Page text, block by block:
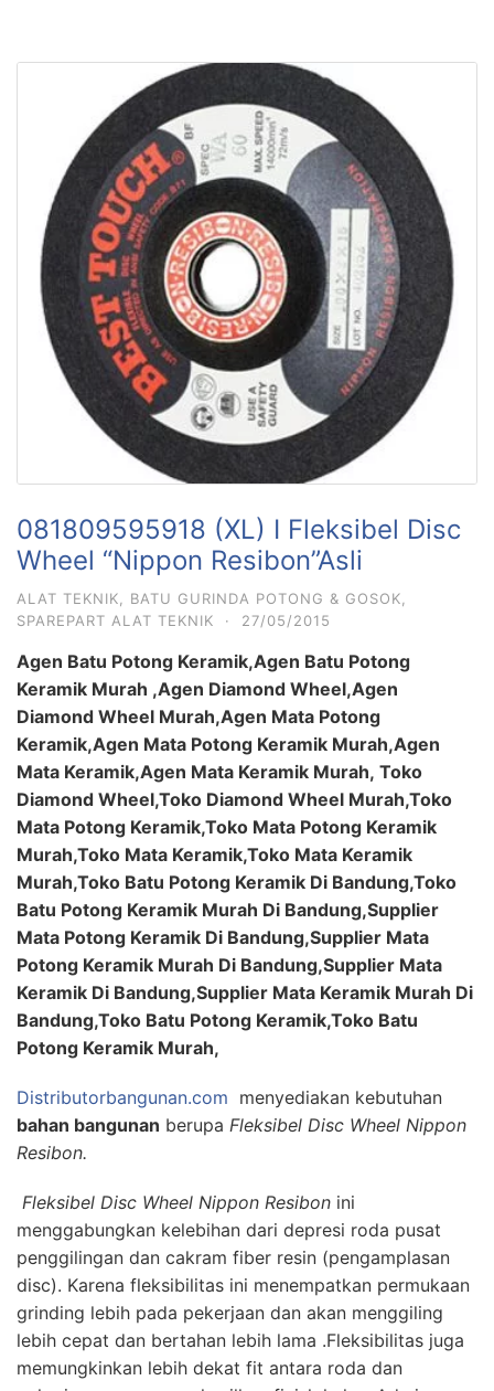
081809595918 (XL) I Fleksibel Disc
Wheel “Nippon Resibon”Asli
ALAT TEKNIK BATU GURINDA POTONG & GOSOK
SPAREPART ALAT TEKNIK
· 27/05/2015
Agen Batu Potong Keramik,Agen Batu Potong
Keramik Murah ,Agen Diamond Wheel,Agen
Diamond Wheel Murah,Agen Mata Potong
Keramik,Agen Mata Potong Keramik Murah,Agen
Mata Keramik,Agen Mata Keramik Murah, Toko
Diamond Wheel,Toko Diamond Wheel Murah,Toko
Mata Potong Keramik,Toko Mata Potong Keramik
Murah,Toko Mata Keramik,Toko Mata Keramik
Murah,Toko Batu Potong Keramik Di Bandung,Toko
Batu Potong Keramik Murah Di Bandung,Supplier
Mata Potong Keramik Di Bandung,Supplier Mata
Potong Keramik Murah Di Bandung,Supplier Mata
Keramik Di Bandung,Supplier Mata Keramik Murah Di
Bandung,Toko Batu Potong Keramik,Toko Batu
Potong Keramik Murah,
Distributorbangunan.com menyediakan kebutuhan
bahan bangunan berupa Fleksibel Disc Wheel Nippon
Resibon.
Fleksibel Disc Wheel Nippon Resibon ini
menggabungkan kelebihan dari depresi roda pusat
penggilingan dan cakram fiber resin (pengamplasan
disc). Karena fleksibilitas ini menempatkan permukaan
grinding lebih pada pekerjaan dan akan menggiling
lebih cepat dan bertahan lebih lama .Fleksibilitas juga
memungkinkan lebih dekat fit antara roda dan